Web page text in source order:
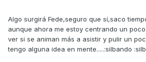
Algo surgirá Fede,seguro que sí,saco
aunque ahora me estoy centrando un
ver si se animan más a asistir y pulir un
tengo alguna idea en mente.....:silbando